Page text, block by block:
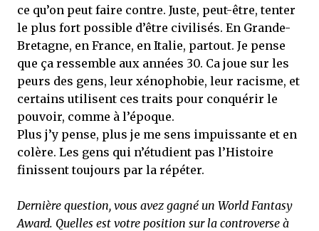
ce qu’on peut faire contre. Juste, peut-être, tenter
le plus fort possible d’être civilisés. En Grande-
Bretagne, en France, en Italie, partout. Je pense
que ça ressemble aux années 30. Ca joue sur les
peurs des gens, leur xénophobie, leur racisme, et
certains utilisent ces traits pour conquérir le
pouvoir, comme à l’époque.
Plus j’y pense, plus je me sens impuissante et en
colère. Les gens qui n’étudient pas l’Histoire
finissent toujours par la répéter.
Dernière question, vous avez gagné un World Fantasy
Award. Quelles est votre position sur la controverse à